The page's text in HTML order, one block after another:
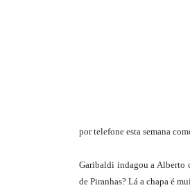
por telefone esta semana
Garibaldi indagou a Alberto
de Piranhas? Lá a chapa é